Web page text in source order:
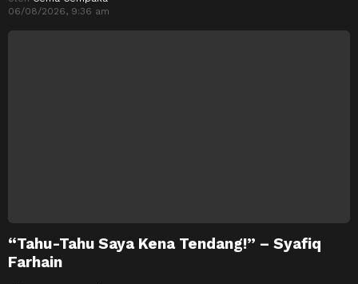
06/08/2026, 9:36 am
“Tahu-Tahu Saya Kena Tendang!” – Syafiq
Farhain